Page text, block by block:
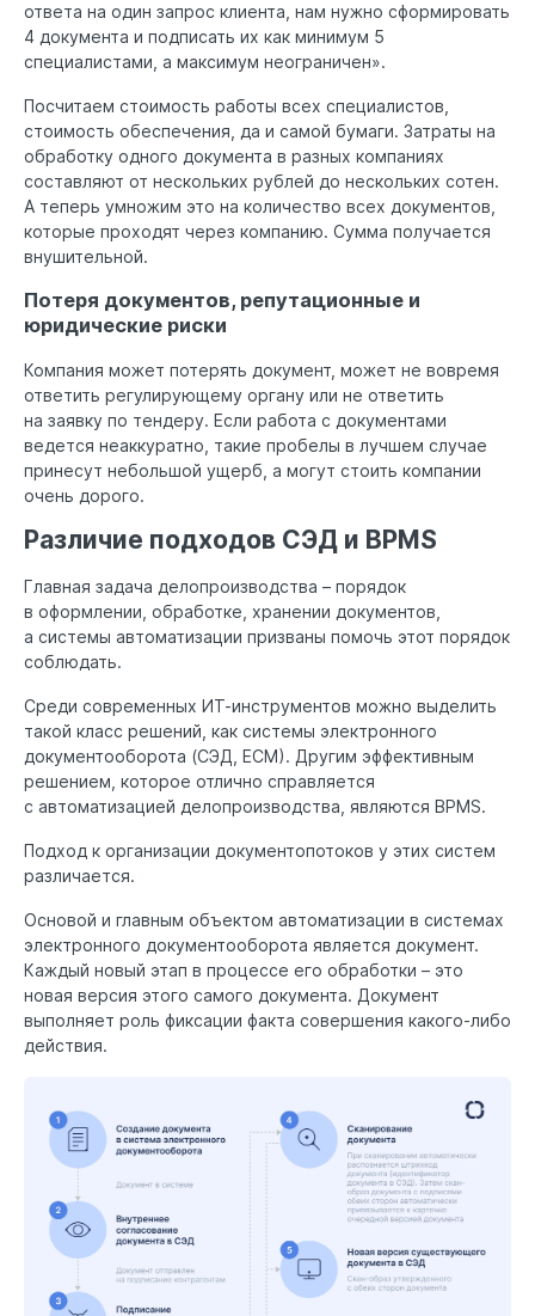
ответа на один запрос клиента, нам нужно сформировать
4 документа и подписать их как минимум 5
специалистами, а максимум неограничен».
Посчитаем стоимость работы всех специалистов,
стоимость обеспечения, да и самой бумаги. Затраты на
обработку одного документа в разных компаниях
составляют от нескольких рублей до нескольких сотен.
А теперь умножим это на количество всех документов,
которые проходят через компанию. Сумма получается
внушительной.
Потеря документов, репутационные и
юридические риски
Компания может потерять документ, может не вовремя
ответить регулирующему органу или не ответить
на заявку по тендеру. Если работа с документами
ведется неаккуратно, такие пробелы в лучшем случае
принесут небольшой ущерб, а могут стоить компании
очень дорого.
Различие подходов СЭД и BPMS
Главная задача делопроизводства – порядок
в оформлении, обработке, хранении документов,
а системы автоматизации призваны помочь этот порядок
соблюдать.
Среди современных ИТ-инструментов можно выделить
такой класс решений, как системы электронного
документооборота (СЭД, ЕСМ). Другим эффективным
решением, которое отлично справляется
с автоматизацией делопроизводства, являются BPMS.
Подход к организации документопотоков у этих систем
различается.
Основой и главным объектом автоматизации в системах
электронного документооборота является документ.
Каждый новый этап в процессе его обработки – это
новая версия этого самого документа. Документ
выполняет роль фиксации факта совершения какого-либо
действия.